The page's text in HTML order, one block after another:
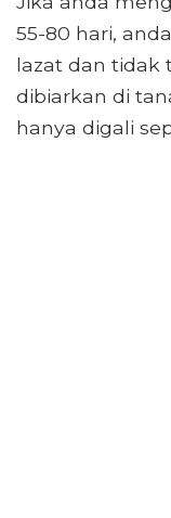
55-80 hari,
lazat dan tidak
dibiarkan di
hanya digali